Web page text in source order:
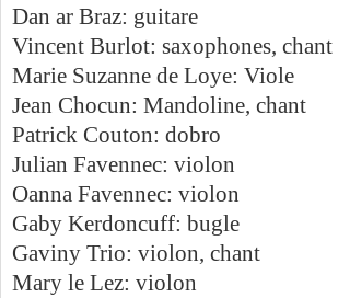
Dan ar Braz: guitare
Vincent Burlot: saxophones, chant
Marie Suzanne de Loye: Viole
Jean Chocun: Mandoline, chant
Patrick Couton: dobro
Julian Favennec: violon
Oanna Favennec: violon
Gaby Kerdoncuff: bugle
Gaviny Trio: violon, chant
Mary le Lez: violon